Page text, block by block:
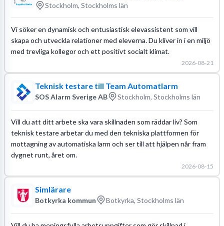
Stockholm, Stockholms län
Vi söker en dynamisk och entusiastisk elevassistent som vill
skapa och utveckla relationer med eleverna. Du kliver in i en miljö
med trevliga kollegor och ett positivt socialt klimat.
2026-08-21
Teknisk testare till Team Automatlarm
SOS Alarm Sverige AB Stockholm, Stockholms län
Vill du att ditt arbete ska vara skillnaden som räddar liv? Som
teknisk testare arbetar du med den tekniska plattformen för
mottagning av automatiska larm och ser till att hjälpen når fram
dygnet runt, året om.
2026-08-15
Simlärare
Botkyrka kommun Botkyrka, Stockholms län